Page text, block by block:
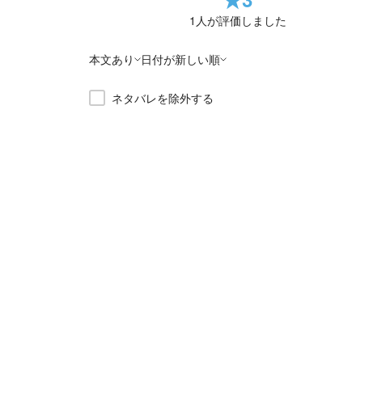
1 人が評価しました
本文あり 日付が新しい順
ネタバレを除外する